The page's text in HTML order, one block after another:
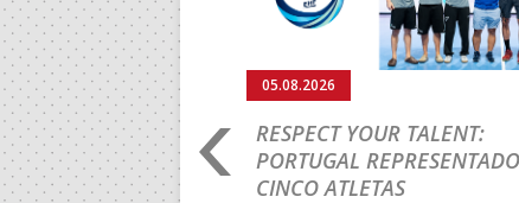
2026: PORTUGAL
E SEGUE NA LUTA
05.08.2026
RESPECT YOUR TALENT:
PORTUGAL
CINCO ATLETAS